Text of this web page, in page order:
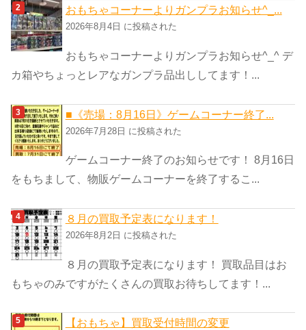
おもちゃコーナーよりガンプラお知らせ^_...
2026年8月4日 に投稿された
おもちゃコーナーよりガンプラお知らせ^_^ デ
カ箱やちょっとレアなガンプラ品出ししてます！...
■《売場：8月16日》ゲームコーナー終了...
2026年7月28日 に投稿された
ゲームコーナー終了のお知らせです！ 8月16日
をもちまして、物販ゲームコーナーを終了するこ...
８月の買取予定表になります！
2026年8月2日 に投稿された
８月の買取予定表になります！ 買取品目はお
もちゃのみですがたくさんの買取お待ちしてます！...
【おもちゃ】買取受付時間の変更